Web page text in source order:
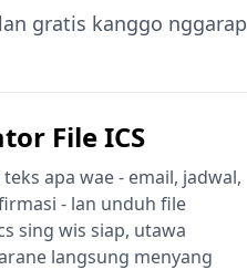
gratis kanggo
File ICS
apa wae - email, jadwal,
- lan unduh file
sing wis siap, utawa
langsung menyang